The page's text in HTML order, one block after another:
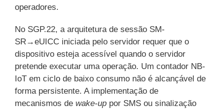
operadores.
No SGP.22, a arquitetura de sessão SM-
SR→eUICC iniciada pelo servidor requer que o
dispositivo esteja acessível quando o servidor
pretende executar uma operação. Um contador NB-
IoT em ciclo de baixo consumo não é alcançável de
forma persistente. A implementação de
mecanismos de wake-up por SMS ou sinalização